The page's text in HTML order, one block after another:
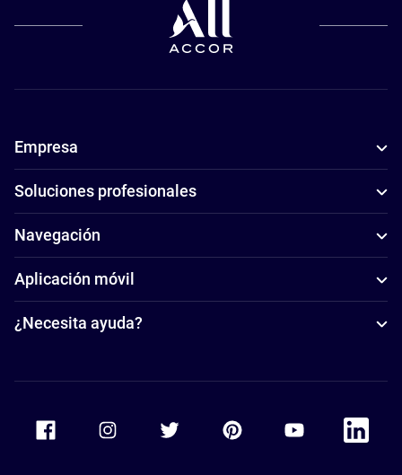
Empresa
Soluciones profesionales
Navegación
Aplicación móvil
¿Necesita ayuda?
Accor Youtube
Accor